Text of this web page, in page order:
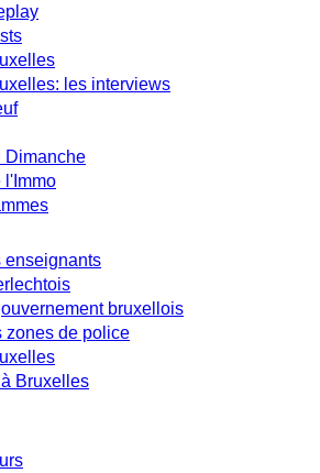
les interviews
Dimanche
l'Immo
enseignants
bruxellois
zones de police
Bruxelles